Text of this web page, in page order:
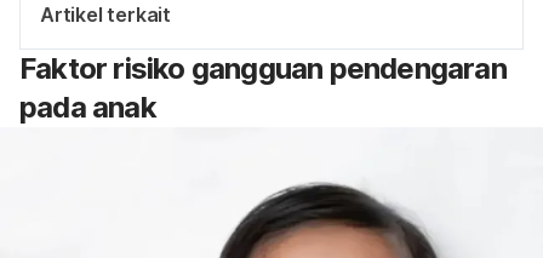
Artikel terkait
Faktor risiko gangguan pendengaran
pada anak